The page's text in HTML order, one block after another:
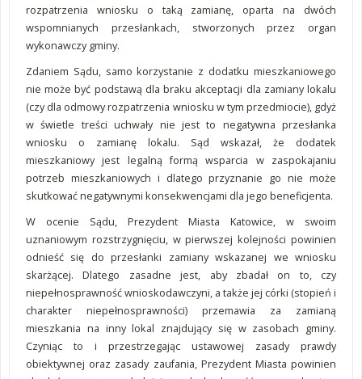
rozpatrzenia wniosku o taką zamianę, oparta na dwóch
wspomnianych przesłankach, stworzonych przez organ
wykonawczy gminy.
Zdaniem Sądu, samo korzystanie z dodatku mieszkaniowego
nie może być podstawą dla braku akceptacji dla zamiany lokalu
(czy dla odmowy rozpatrzenia wniosku w tym przedmiocie), gdyż
w świetle treści uchwały nie jest to negatywna przesłanka
wniosku o zamianę lokalu. Sąd wskazał, że dodatek
mieszkaniowy jest legalną formą wsparcia w zaspokajaniu
potrzeb mieszkaniowych i dlatego przyznanie go nie może
skutkować negatywnymi konsekwencjami dla jego beneficjenta.
W ocenie Sądu, Prezydent Miasta Katowice, w swoim
uznaniowym rozstrzygnięciu, w pierwszej kolejności powinien
odnieść się do przesłanki zamiany wskazanej we wniosku
skarżącej. Dlatego zasadne jest, aby zbadał on to, czy
niepełnosprawność wnioskodawczyni, a także jej córki (stopień i
charakter niepełnosprawności) przemawia za zamianą
mieszkania na inny lokal znajdujący się w zasobach gminy.
Czyniąc to i przestrzegając ustawowej zasady prawdy
obiektywnej oraz zasady zaufania, Prezydent Miasta powinien